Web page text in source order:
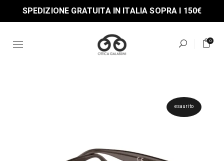
the
SPEDIZIONE GRATUITA IN ITALIA SOPRA I 150€
0
esaurito